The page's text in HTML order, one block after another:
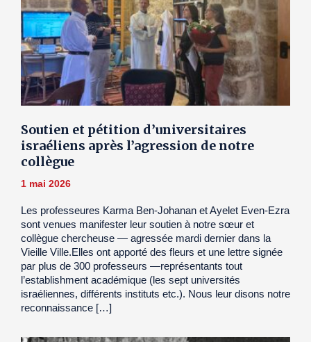
Soutien et pétition d’universitaires
israéliens après l’agression de notre
collègue
1 mai 2026
Les professeures Karma Ben-Johanan et Ayelet Even-Ezra
sont venues manifester leur soutien à notre sœur et
collègue chercheuse — agressée mardi dernier dans la
Vieille Ville.Elles ont apporté des fleurs et une lettre signée
par plus de 300 professeurs —représentants tout
l’establishment académique (les sept universités
israéliennes, différents instituts etc.). Nous leur disons notre
reconnaissance […]